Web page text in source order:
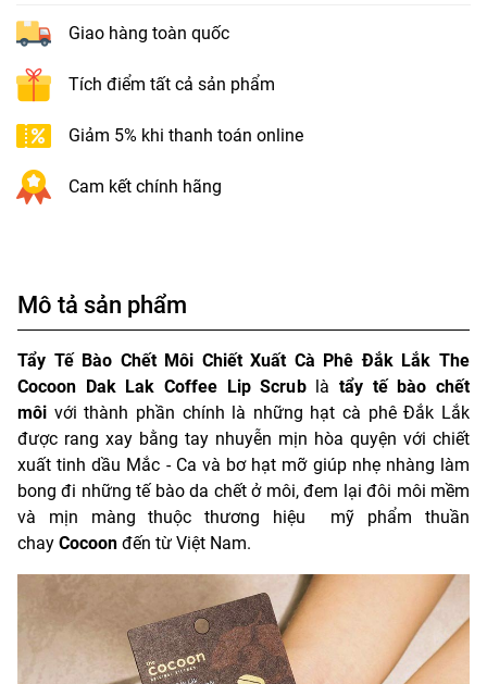
Giao hàng toàn quốc
Tích điểm tất cả sản phẩm
Giảm 5% khi thanh toán online
Cam kết chính hãng
Mô tả sản phẩm
Tẩy Tế Bào Chết Môi Chiết Xuất Cà Phê Đắk Lắk The
Cocoon Dak Lak Coffee Lip Scrub
là tẩy tế bào chết
môi với thành phần chính là những hạt cà phê Đắk Lắk
được rang xay bằng tay nhuyễn mịn hòa quyện với chiết
xuất tinh dầu Mắc - Ca và bơ hạt mỡ giúp nhẹ nhàng làm
bong đi những tế bào da chết ở môi, đem lại đôi môi mềm
và mịn màng thuộc thương hiệu mỹ phẩm thuần
chay Cocoon đến từ Việt Nam.